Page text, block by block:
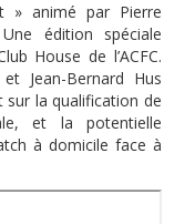
» animé par Pierre
édition spéciale
House de l’ACFC.
Jean-Bernard Hus
sur la qualification de
et la potentielle
à domicile face à